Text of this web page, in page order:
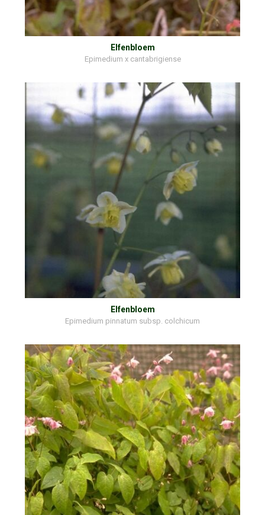
Elfenbloem
Epimedium x cantabrigiense
Elfenbloem
Epimedium pinnatum subsp. colchicum